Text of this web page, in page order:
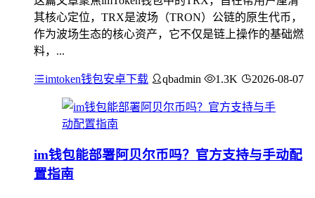
其核心定位，TRX是波场（TRON）公链的原生代币，
作为波场生态的核心资产，它不仅是链上操作的基础燃
料，...
imtoken钱包安卓下载 qbadmin 1.3K 2026-08-07
im钱包能部署阿贝尔币吗？官方支持与手动配
置指南